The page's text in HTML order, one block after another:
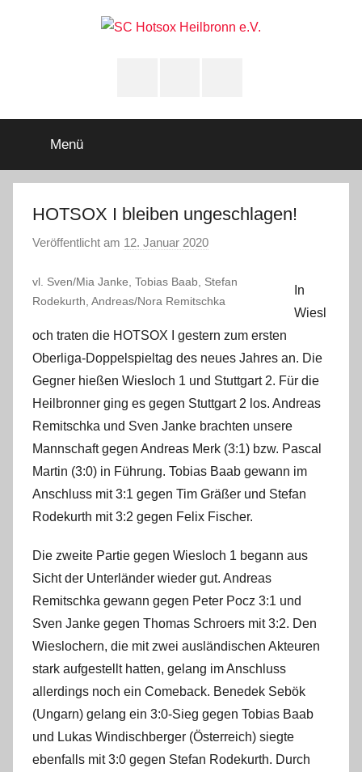
Heilbronn
e.V.
Menü
HOTSOX I bleiben ungeschlagen!
Veröffentlicht am 12. Januar 2020
n
A
vl. Sven/Mia Janke, Tobias Baab, Stefan
Rodekurth, Andreas/Nora Remitschka
In
Wiesl
och traten die HOTSOX I gestern zum ersten
Oberliga-Doppelspieltag des neues Jahres an. Die
Gegner hießen Wiesloch 1 und Stuttgart 2. Für die
Heilbronner ging es gegen Stuttgart 2 los. Andreas
Remitschka und Sven Janke brachten unsere
Mannschaft gegen Andreas Merk (3:1) bzw. Pascal
Martin (3:0) in Führung. Tobias Baab gewann im
Anschluss mit 3:1 gegen Tim Gräßer und Stefan
Rodekurth mit 3:2 gegen Felix Fischer.
Die zweite Partie gegen Wiesloch 1 begann aus
Sicht der Unterländer wieder gut. Andreas
Remitschka gewann gegen Peter Pocz 3:1 und
Sven Janke gegen Thomas Schroers mit 3:2. Den
Wieslochern, die mit zwei ausländischen Akteuren
stark aufgestellt hatten, gelang im Anschluss
allerdings noch ein Comeback. Benedek Sebök
(Ungarn) gelang ein 3:0-Sieg gegen Tobias Baab
und Lukas Windischberger (Österreich) siegte
ebenfalls mit 3:0 gegen Stefan Rodekurth. Durch